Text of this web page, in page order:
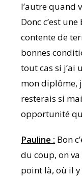
l’autre quand
Donc c’est
contente de
bonnes
tout cas si j’ai
mon diplôme,
resterais si
opportunité
Pauline : Bon
du coup, on
point là, où il